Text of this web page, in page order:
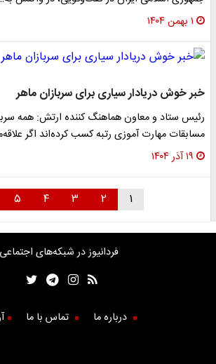
۱ بهمن ۱۴۰۴
خبر خوش دریادار سیاری برای سربازان ماهر
رئیس ستاد و معاون هماهنگ کننده ارتش: همه
مسابقات مهارت آموزی رتبه کسب کرده‌اند اگر
۱۹ آذر ۱۴۰۴
۱ ۲ ۳ ۴ ۵
فردانیوز در شبکه‌های اجتماعی
درباره ما تماس با ما